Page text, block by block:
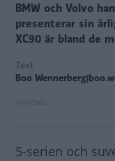
BMW och Volvo
presenterar sin
XC90 är bland de
Text
Boo
5-serien och